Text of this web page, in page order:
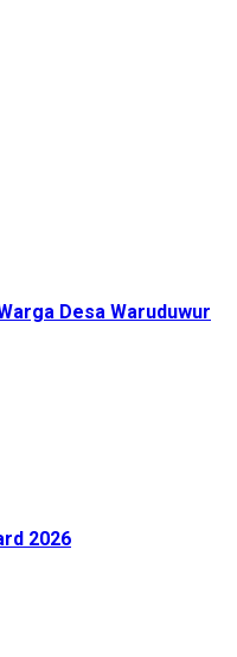
Desa Waruduwur
2026